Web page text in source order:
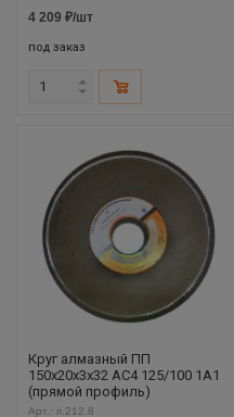
4 209 ₽/шт
под заказ
Круг алмазный ПП
150х20х3х32 АС4 125/100 1А1
(прямой профиль)
Арт.: ri.212.8